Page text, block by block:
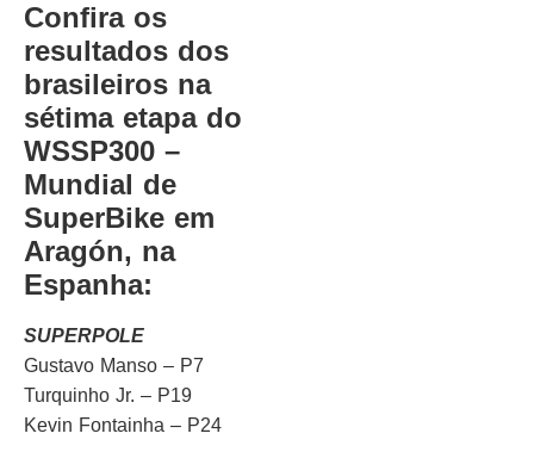
Confira os
resultados dos
brasileiros na
sétima etapa do
WSSP300 –
Mundial de
SuperBike em
Aragón, na
Espanha:
SUPERPOLE
Gustavo Manso – P7
Turquinho Jr. – P19
Kevin Fontainha – P24